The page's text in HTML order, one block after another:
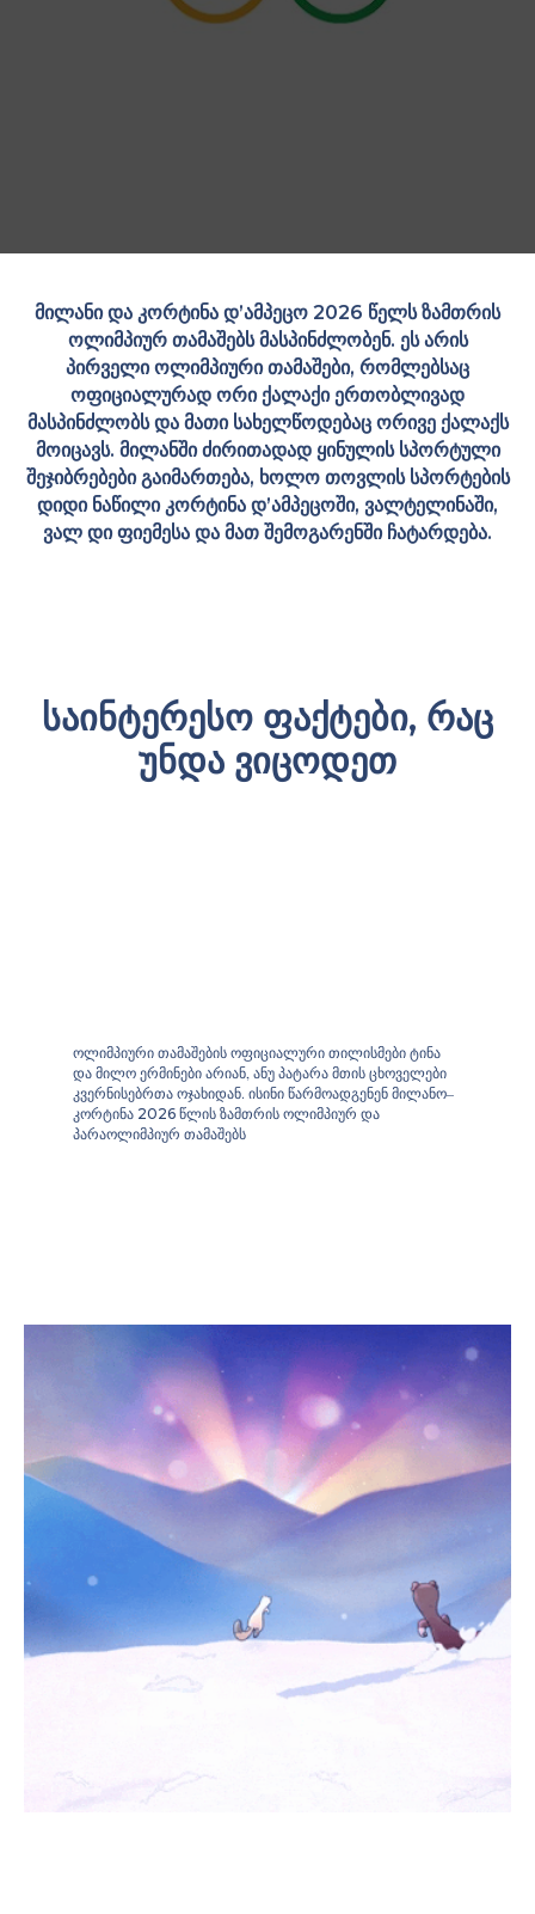
მილანი და კორტინა დ’ამპეცო 2026 წელს ზამთრის
ოლიმპიურ თამაშებს მასპინძლობენ. ეს არის
პირველი ოლიმპიური თამაშები, რომლებსაც
ოფიციალურად ორი ქალაქი ერთობლივად
მასპინძლობს და მათი სახელწოდებაც ორივე ქალაქს
მოიცავს. მილანში ძირითადად ყინულის სპორტული
შეჯიბრებები გაიმართება, ხოლო თოვლის სპორტების
დიდი ნაწილი კორტინა დ’ამპეცოში, ვალტელინაში,
ვალ დი ფიემესა და მათ შემოგარენში ჩატარდება.
საინტერესო ფაქტები, რაც
უნდა ვიცოდეთ
ოლიმპიური თამაშების ოფიციალური თილისმები ტინა
და მილო ერმინები არიან, ანუ პატარა მთის ცხოველები
კვერნისებრთა ოჯახიდან. ისინი წარმოადგენენ მილანო–
კორტინა 2026წლის ზამთრის ოლიმპიურ და
პარაოლიმპიურ თამაშებს